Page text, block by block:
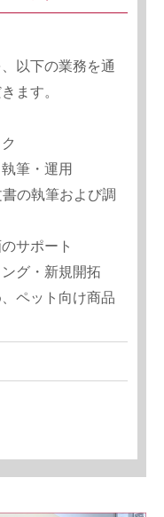
以下の業務を通
ます。
筆・運用
の執筆および調
サポート
グ・新規開拓
ペット向け商品